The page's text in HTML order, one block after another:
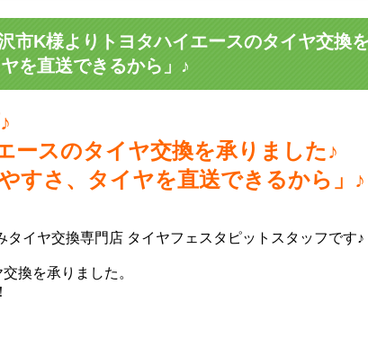
市K様よりトヨタハイエースのタイヤ交換
を直送できるから」♪
ースのタイヤ交換を承りました♪
すさ、タイヤを直送できるから」♪
イヤ交換専門店‬ タイヤフェスタピットスタッフです♪
換を承りました。